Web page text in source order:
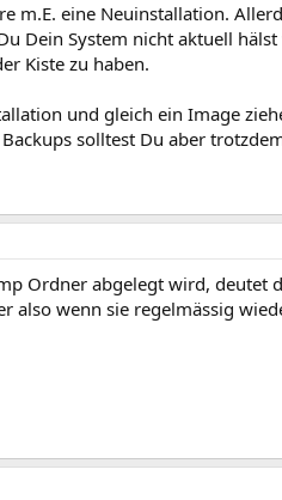
m.E. eine Neuinstallation.
Dein System nicht aktuell
Kiste zu haben.
und gleich ein Image
Backups solltest Du aber
Ordner abgelegt wird, deutet
also wenn sie regelmässig